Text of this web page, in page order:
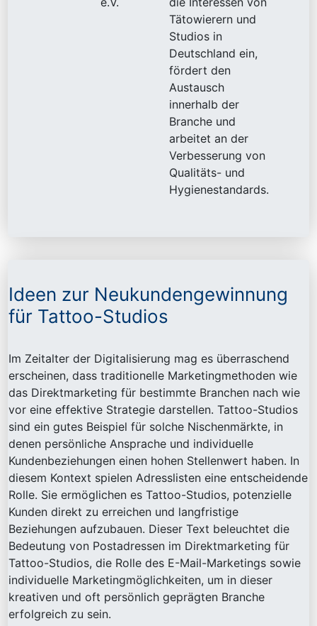
Tätowierern und
Studios in
Deutschland ein,
fördert den
Austausch
innerhalb der
Branche und
arbeitet an der
Verbesserung von
Qualitäts- und
Hygienestandards.
Ideen zur Neukundengewinnung
für Tattoo-Studios
Im Zeitalter der Digitalisierung mag es überraschend
erscheinen, dass traditionelle Marketingmethoden wie
das Direktmarketing für bestimmte Branchen nach wie
vor eine effektive Strategie darstellen. Tattoo-Studios
sind ein gutes Beispiel für solche Nischenmärkte, in
denen persönliche Ansprache und individuelle
Kundenbeziehungen einen hohen Stellenwert haben. In
diesem Kontext spielen Adresslisten eine entscheidende
Rolle. Sie ermöglichen es Tattoo-Studios, potenzielle
Kunden direkt zu erreichen und langfristige
Beziehungen aufzubauen. Dieser Text beleuchtet die
Bedeutung von Postadressen im Direktmarketing für
Tattoo-Studios, die Rolle des E-Mail-Marketings sowie
individuelle Marketingmöglichkeiten, um in dieser
kreativen und oft persönlich geprägten Branche
erfolgreich zu sein.